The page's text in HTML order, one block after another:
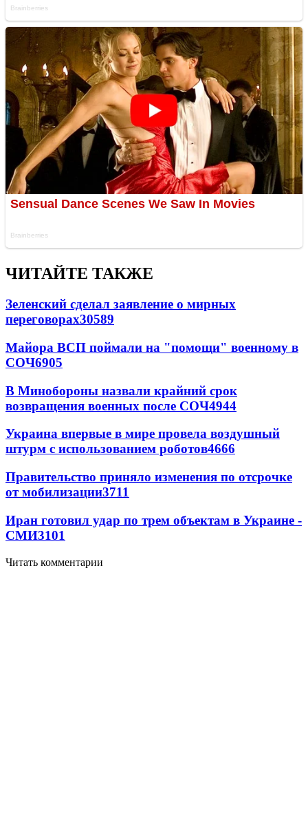
ЧИТАЙТЕ ТАКЖЕ
Зеленский сделал заявление о мирных
переговорах30589
Майора ВСП поймали на "помощи" военному в
СОЧ6905
В Минобороны назвали крайний срок
возвращения военных после СОЧ4944
Украина впервые в мире провела воздушный
штурм с использованием роботов4666
Правительство приняло изменения по отсрочке
от мобилизации3711
Иран готовил удар по трем объектам в Украине -
СМИ3101
Читать комментарии